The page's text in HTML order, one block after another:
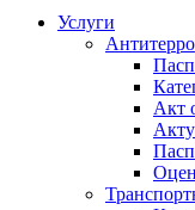
Услуги
Акт